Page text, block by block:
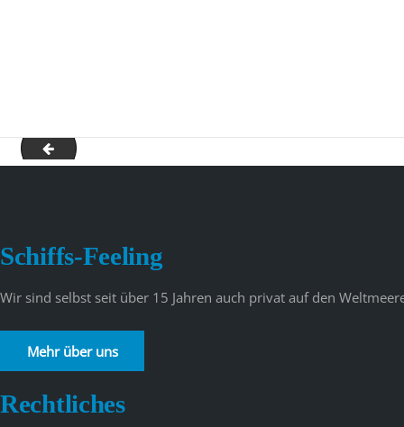
Cunard Angebote 1
Schiffs-Feeling
Wir sind selbst seit über 15 Jahren auch privat auf den
Mehr über uns
Rechtliches